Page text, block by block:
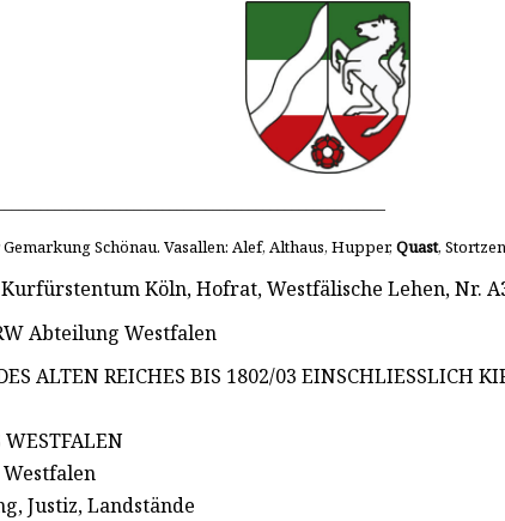
Schönau. Vasallen: Alef, Althaus, Hupper,Quast,
Köln, Hofrat, Westfälische Lehen, Nr.
Abteilung Westfalen
ALTEN REICHES BIS 1802/03 EINSCHLIESSLICH
Justiz, Landstände